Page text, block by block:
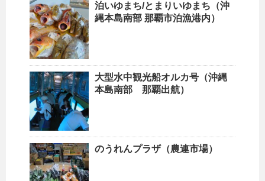
泊いゆまち/とまりいゆまち（沖
縄本島南部 那覇市泊漁港内）
大型水中観光船オルカ号（沖縄
本島南部 那覇出航）
のうれんプラザ（農連市場）